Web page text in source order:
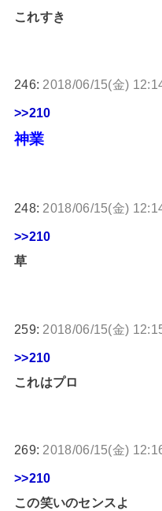
これすき
246: 2018/06/15(金)
>>210
神業
248: 2018/06/15(金)
>>210
草
259: 2018/06/15(金)
>>210
これはプロ
269: 2018/06/15(金)
>>210
この笑いのセンスよ